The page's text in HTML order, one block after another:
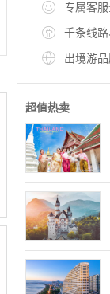
专属客
千条线
出境游
超值热卖